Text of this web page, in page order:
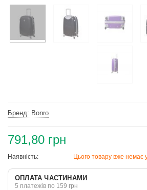
Бренд: Bonro
791,80 грн
Наявність: Цього товару вже немає
ОПЛАТА ЧАСТИНАМИ
5 платежів по 159 грн